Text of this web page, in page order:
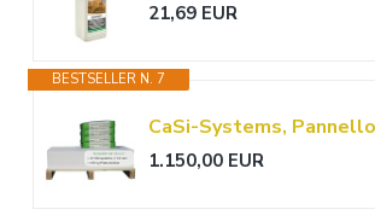
21,69 EUR
BESTSELLER N. 7
1.150,00 EUR